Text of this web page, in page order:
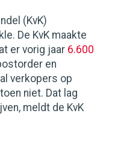
(KvK)
De KvK maakte
er vorig jaar 6.600
en
verkopers op
niet. Dat lag
meldt de KvK